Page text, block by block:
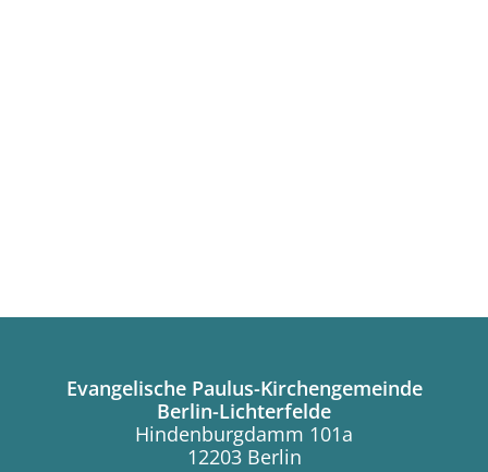
Evangelische Paulus-Kirchengemeinde
Berlin-Lichterfelde
Hindenburgdamm 101a
12203 Berlin